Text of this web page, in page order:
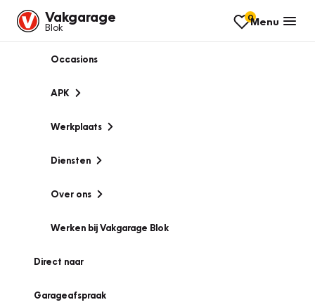
Vakgarage
Blok
0Menu
Occasions
APK
Werkplaats
Diensten
Over ons
Werken bij Vakgarage Blok
Direct naar
Garageafspraak